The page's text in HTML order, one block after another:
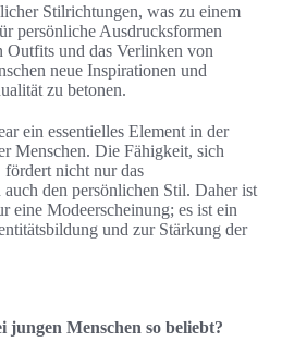
Stilrichtungen, was zu einem
persönliche Ausdrucksformen
und das Verlinken von
neue Inspirationen und
zu betonen.
ein essentielles Element in der
Menschen. Die Fähigkeit, sich
nicht nur das
auch den persönlichen Stil. Daher ist
eine Modeerscheinung; es ist ein
und zur Stärkung der
jungen Menschen so beliebt?